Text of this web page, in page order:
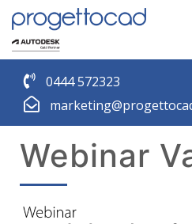
0444 572323
Webinar